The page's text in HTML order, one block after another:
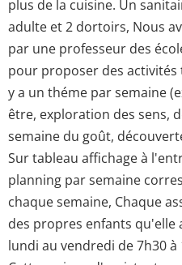
plus de la cuisine. Un
adulte et 2 dortoirs, Nous
par une professeur des
pour proposer des activités
y a un théme par semaine
être, exploration des sens,
semaine du goût,
Sur tableau affichage à
planning par semaine
chaque semaine, Chaque
des propres enfants qu'elle
lundi au vendredi de 7h30 à